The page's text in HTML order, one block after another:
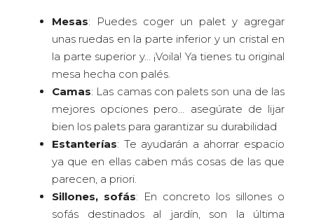
Mesas: Puedes coger un palet y agregar
unas ruedas en la parte inferior y un cristal en
la parte superior y… ¡Voila! Ya tienes tu original
mesa hecha con palés.
Camas: Las camas con palets son una de las
mejores opciones pero… asegúrate de lijar
bien los palets para garantizar su durabilidad
Estanterías: Te ayudarán a ahorrar espacio
ya que en ellas caben más cosas de las que
parecen, a priori.
Sillones, sofás: En concreto los sillones o
sofás destinados al jardín, son la última